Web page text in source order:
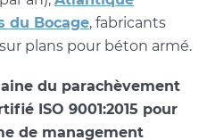
du Bocage, fabricants
plans pour béton armé.
du parachèvement
ISO 9001:2015 pour
de management